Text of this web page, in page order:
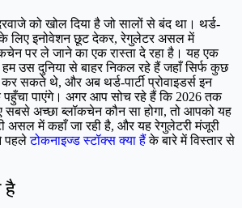
को खोल दिया है जो सालों से बंद था। थर्ड-
के लिए इनोवेशन छूट देकर, रेगुलेटर असल में
पर ले जाने का एक रास्ता दे रहा है। यह एक
उस दुनिया से बाहर निकल रहे हैं जहाँ सिर्फ कुछ
सकते थे, और अब थर्ड-पार्टी प्रोवाइडर्स इन
पाएंगे। अगर आप सोच रहे हैं कि 2026 तक
सबसे अच्छा ब्लॉकचेन कौन सा होगा, तो आपको यह
असल में कहाँ जा रही है, और यह रेगुलेटरी मंजूरी
पहलेटोकनाइज्ड स्टॉक्स क्या हैंके बारे में विस्तार से
है